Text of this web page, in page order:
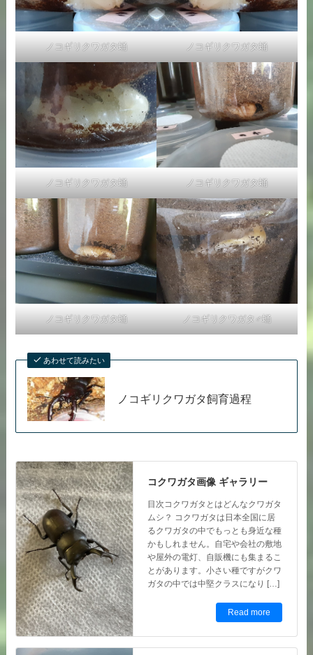
ノコギリクワガタ蛹 ノコギリクワガタ蛹
ノコギリクワガタ蛹 ノコギリクワガタ蛹
ノコギリクワガタ蛹 ノコギリクワガタ♂蛹
あわせて読みたい
ノコギリクワガタ飼育過程
ムシ？ コクワガタは日本全国に居
かもしれません。自宅や会社の敷地
や屋外の電灯、自販機にも集まるこ
とがあります。小さい種ですがクワ
ガタの中では中堅クラスになり […]
Read more